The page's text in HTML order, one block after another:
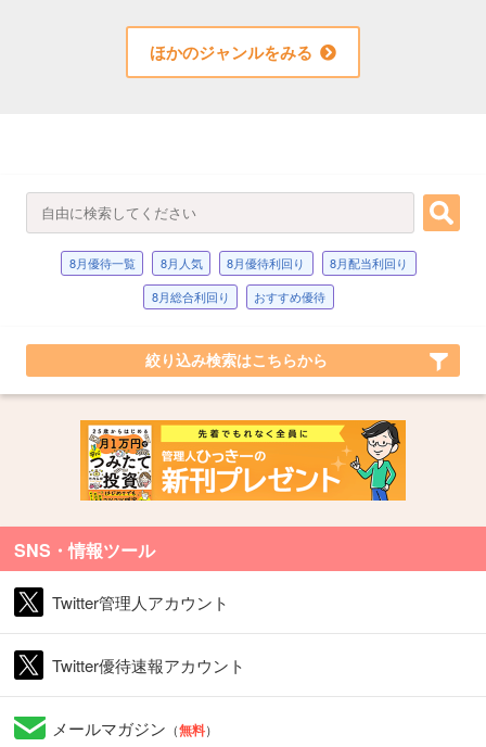
ほかのジャンルをみる
8月優待一覧 8月人気 8月優待利回り
8月配当利回り
8月総合利回り
おすすめ優待
絞り込み検索はこちらから
SNS・情報ツール
Twitter管理人アカウント
Twitter優待速報アカウント
メールマガジン （無料）